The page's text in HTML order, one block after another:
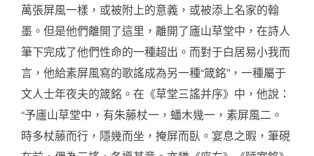
萬張屏風一樣，或被附上的意義，或被添上名家的翰
墨。但是他們離開了這里，離開了廬山草堂中，在詩人
筆下完成了他們性命的一種超出。而對于白居易小我而
言，他給素屏風寫的歌謠成為另一種“箴銘”，一種屬于
文人士年夜夫的箴銘。在《草堂三謠并序》中，他說：
“予廬山草堂中，有朱藤杖一，蟠木幾一，素屏風二。
時多杖藤而行，隱幾而坐，掩屏而臥。宴息之暇，筆硯